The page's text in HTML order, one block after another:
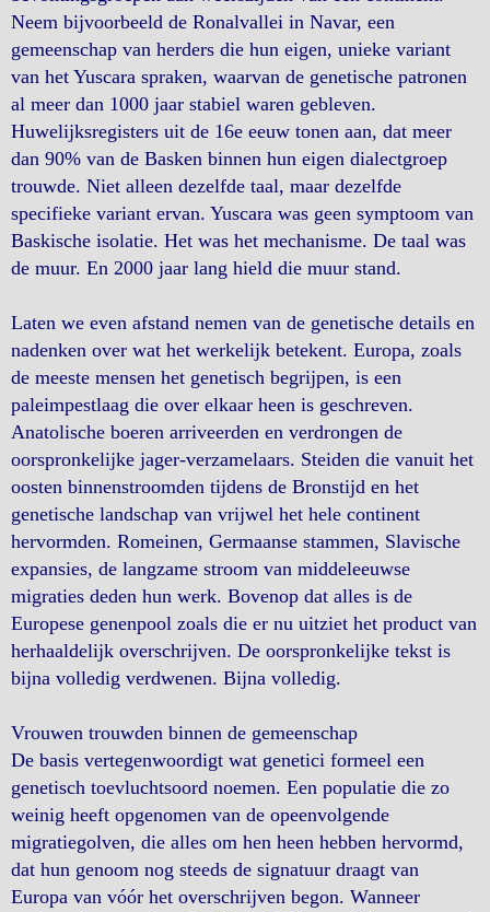
Neem bijvoorbeeld de Ronalvallei in Navar, een
gemeenschap van herders die hun eigen, unieke variant
van het Yuscara spraken, waarvan de genetische patronen
al meer dan 1000 jaar stabiel waren gebleven.
Huwelijksregisters uit de 16e eeuw tonen aan, dat meer
dan 90% van de Basken binnen hun eigen dialectgroep
trouwde. Niet alleen dezelfde taal, maar dezelfde
specifieke variant ervan. Yuscara was geen symptoom van
Baskische isolatie. Het was het mechanisme. De taal was
de muur. En 2000 jaar lang hield die muur stand.
Laten we even afstand nemen van de genetische details en
nadenken over wat het werkelijk betekent. Europa, zoals
de meeste mensen het genetisch begrijpen, is een
paleimpestlaag die over elkaar heen is geschreven.
Anatolische boeren arriveerden en verdrongen de
oorspronkelijke jager-verzamelaars. Steiden die vanuit het
oosten binnenstroomden tijdens de Bronstijd en het
genetische landschap van vrijwel het hele continent
hervormden. Romeinen, Germaanse stammen, Slavische
expansies, de langzame stroom van middeleeuwse
migraties deden hun werk. Bovenop dat alles is de
Europese genenpool zoals die er nu uitziet het product van
herhaaldelijk overschrijven. De oorspronkelijke tekst is
bijna volledig verdwenen. Bijna volledig.
Vrouwen trouwden binnen de gemeenschap
De basis vertegenwoordigt wat genetici formeel een
genetisch toevluchtsoord noemen. Een populatie die zo
weinig heeft opgenomen van de opeenvolgende
migratiegolven, die alles om hen heen hebben hervormd,
dat hun genoom nog steeds de signatuur draagt ​​van
Europa van vóór het overschrijven begon. Wanneer